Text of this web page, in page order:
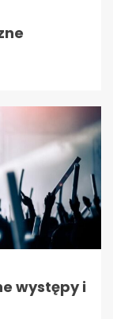
występy i